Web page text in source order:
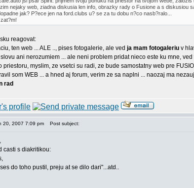
nejaky web, ziadna diskusia len info, obrazky rady o Fusione a s diskusiou
jak? P?ece jen na ford.clubs u? se za tu dobu n?co nasb?ralo...
reagovat:
ten web ... ALE .., pises fotogalerie, ale ved ja mam fotogaleriu v
ani nerozumiem ... ale neni problem pridat nieco este ku mne,
priestoru, myslim, ze vsetci su radi, ze bude samostatny web pre
som WEB ... a hned aj forum, verim ze sa naplni ... naozaj ma
rad
20, 2007 7:09 pm Post subject:
casti s diakritikou:
do toho pustil, preju at se dilo dari"...atd..